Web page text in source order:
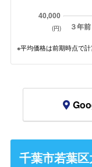
３年前
40,000
(円)
※平均価格は前期時点で計
千葉市若葉